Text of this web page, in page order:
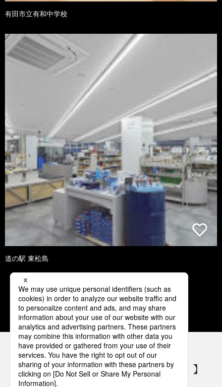
有田市立有和中学校
道の駅 東松島
1 2 3 4 5
パナソニックの電気設備 SNSアカウント